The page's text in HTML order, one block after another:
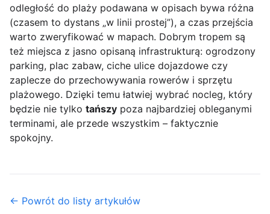
odległość do plaży podawana w opisach bywa różna
(czasem to dystans „w linii prostej”), a czas przejścia
warto zweryfikować w mapach. Dobrym tropem są
też miejsca z jasno opisaną infrastrukturą: ogrodzony
parking, plac zabaw, ciche ulice dojazdowe czy
zaplecze do przechowywania rowerów i sprzętu
plażowego. Dzięki temu łatwiej wybrać nocleg, który
będzie nie tylko tańszy poza najbardziej obleganymi
terminami, ale przede wszystkim – faktycznie
spokojny.
← Powrót do listy artykułów